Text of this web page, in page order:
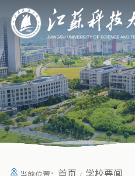
当前位置： 首页 学校要闻